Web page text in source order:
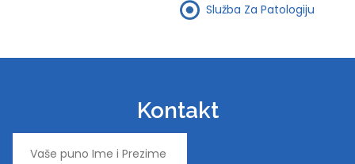
Služba Za Patologiju
Kontakt